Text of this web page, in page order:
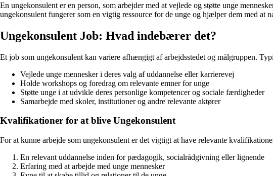
En ungekonsulent er en person, som arbejder med at vejlede og støtte unge
ungekonsulent fungerer som en vigtig ressource for de unge og hjælper dem med at
Ungekonsulent Job: Hvad indebærer det?
Et job som ungekonsulent kan variere afhængigt af arbejdsstedet og målgruppen.
Vejlede unge mennesker i deres valg af uddannelse eller karrierevej
Holde workshops og foredrag om relevante emner for unge
Støtte unge i at udvikle deres personlige kompetencer og sociale færdigheder
Samarbejde med skoler, institutioner og andre relevante aktører
Kvalifikationer for at blive Ungekonsulent
For at kunne arbejde som ungekonsulent er det vigtigt at have relevante
En relevant uddannelse inden for pædagogik, socialrådgivning eller lignende
Erfaring med at arbejde med unge mennesker